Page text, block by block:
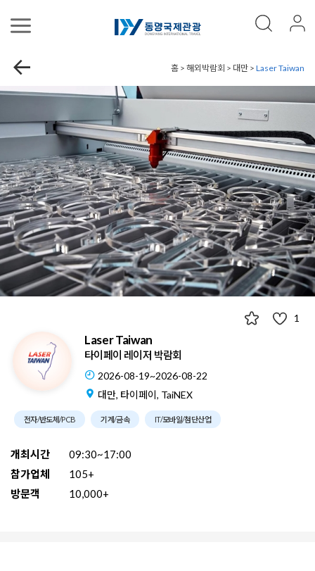
홈 > 해외박람회 > 대만 > Laser Taiwan
1
Laser Taiwan
타이페이 레이저 박람회
2026-08-19~2026-08-22
대만, 타이페이, TaiNEX
전자/반도체/PCB 기계/금속 IT/모바일/첨단산업
개최시간
09:30~17:00
참가업체
105+
방문객
10,000+